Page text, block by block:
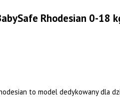
Rhodesian 0-18
to model dedykowany dla